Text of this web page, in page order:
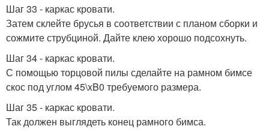
Шаг 33 - каркас кровати.
Затем склейте брусья в соответствии с планом сборки и
сожмите струбциной. Дайте клею хорошо подсохнуть.
Шаг 34 - каркас кровати.
С помощью торцовой пилы сделайте на рамном бимсе
скос под углом 45\xB0 требуемого размера.
Шаг 35 - каркас кровати.
Так должен выглядеть конец рамного бимса.